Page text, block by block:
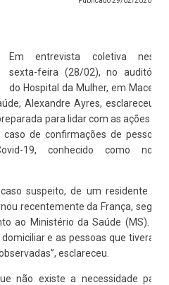
Em entrevista coletiva nesta
sexta-feira (28/02), no auditório
do Hospital da Mulher, em Maceió,
Alexandre Ayres, esclareceu à
para lidar com as ações de
de confirmações de pessoas
19, conhecido como novo
suspeito, de um residente de
recentemente da França, segue
ao Ministério da Saúde (MS). “O
e as pessoas que tiveram
esclareceu.
não existe a necessidade para